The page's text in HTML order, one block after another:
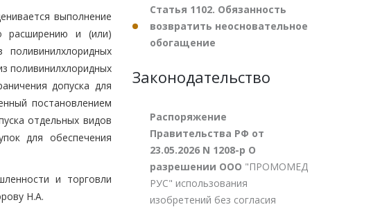
выполнение
расширению и (или)
поливинилхлоридных
допуска для
постановлением
отдельных видов
для обеспечения
и торговли
Н.А.
Статья 1102. Обязанность
возвратить неосновательное
обогащение
Законодательство
Распоряжение
Правительства РФ от
23.05.2026 N 1208-р О
разрешении ООО "ПРОМОМЕД
РУС" использования
изобретений без согласия